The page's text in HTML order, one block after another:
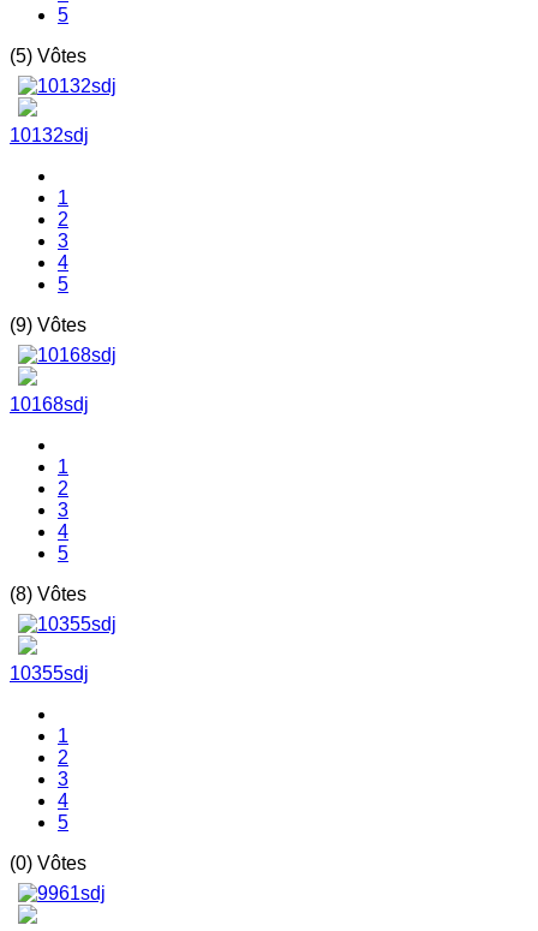
5
(5) Vôtes
10132sdj
1
2
3
4
5
(9) Vôtes
10168sdj
1
2
3
4
5
(8) Vôtes
10355sdj
1
2
3
4
5
(0) Vôtes